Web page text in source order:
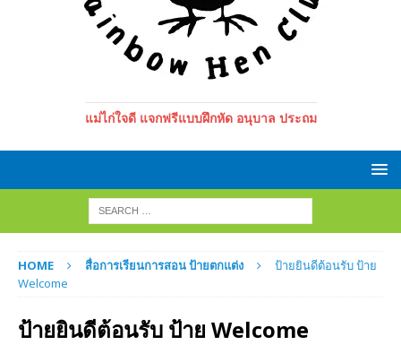
แม่ไก่ใจดี แจกฟรีแบบฝึกหัด อนุบาล ประถม
HOME สื่อการเรียนการสอน ป้ายตกแต่ง
ป้ายยินดีต้อนรับ ป้าย
Welcome
ป้ายยินดีต้อนรับ ป้าย Welcome